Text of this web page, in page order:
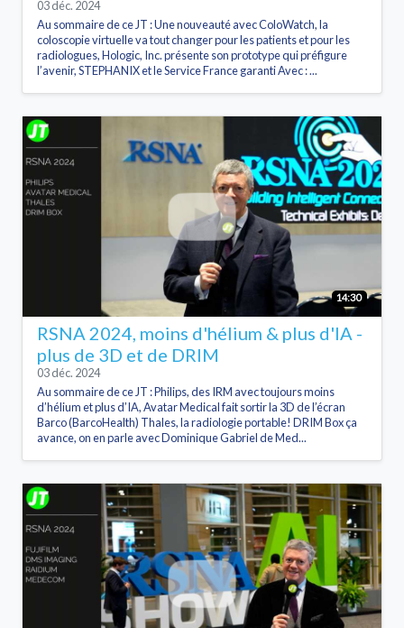
03 déc. 2024
Au sommaire de ce JT : Une nouveauté avec ColoWatch, la
coloscopie virtuelle va tout changer pour les patients et pour les
radiologues, Hologic, Inc. présente son prototype qui préfigure
l’avenir, STEPHANIX et le Service France garanti Avec : ...
14:30
RSNA 2024, moins d'hélium & plus d'IA -
plus de 3D et de DRIM
03 déc. 2024
Au sommaire de ce JT : Philips, des IRM avec toujours moins
d’hélium et plus d’IA, Avatar Medical fait sortir la 3D de l’écran
Barco (BarcoHealth) Thales, la radiologie portable! DRIM Box ça
avance, on en parle avec Dominique Gabriel de Med...